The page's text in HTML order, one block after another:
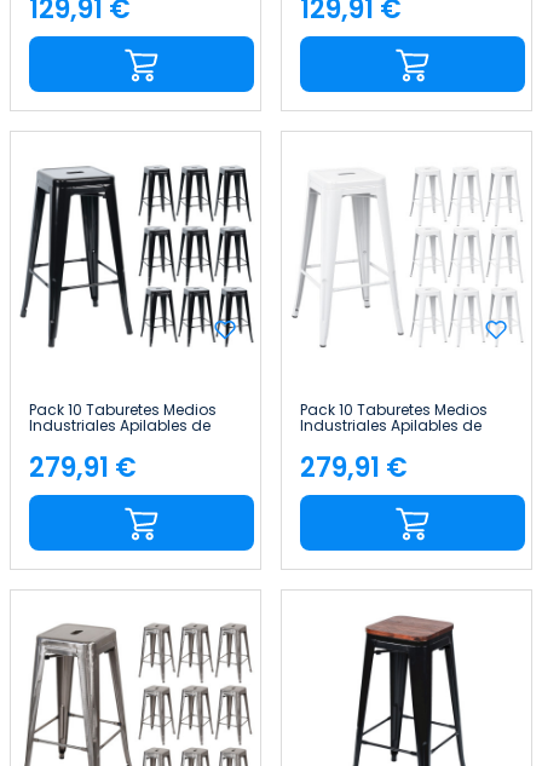
Precio
129,91 € Precio
129,91 €
Pack 10 Taburetes Medios
Industriales Apilables de
Acero 43x43x76cm Thinia
Home
Precio
279,91 €
Pack 10 Taburetes Medios
Industriales Apilables de
Acero 43x43x76cm Thinia
Home
Precio
279,91 €